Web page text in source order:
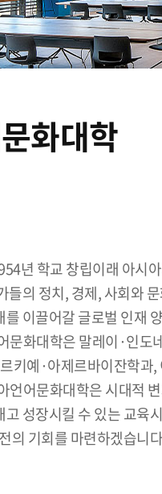
화대학
년 학교 창립이래 아시
들의 정치, 경제, 사회와
이끌어갈 글로벌 인재
문화대학은 말레이·인도
키예·아제르바이잔학과
언어문화대학은 시대적
성장시킬 수 있는 교육
의 기회를 마련하겠습니